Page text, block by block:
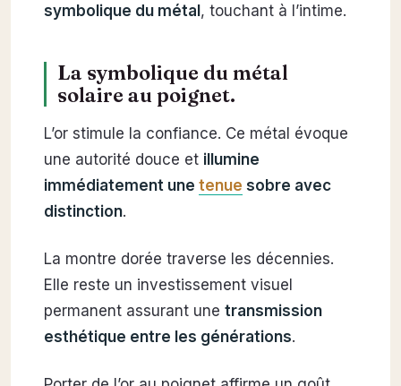
symbolique du métal , touchant à l’intime.
La symbolique du métal
solaire au poignet.
L’or stimule la confiance. Ce métal évoque
une autorité douce et illumine
immédiatement une tenue sobre avec
distinction.
La montre dorée traverse les décennies.
Elle reste un investissement visuel
permanent assurant une transmission
esthétique entre les générations.